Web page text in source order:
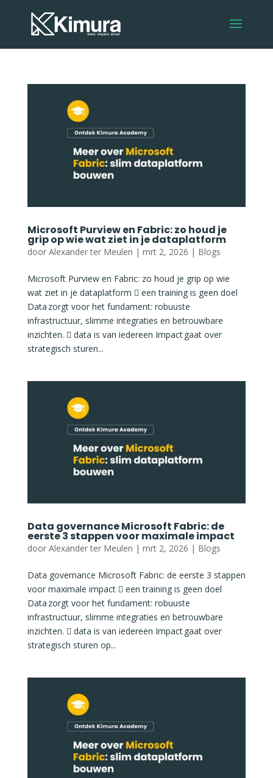
Microsoft Purview en Fabric: zo houd je
grip op wie wat ziet in je dataplatform
door Alexander ter Meulen | mrt 2, 2026 | Blogs
Microsoft Purview en Fabric: zo houd je grip op wie
wat ziet in je dataplatform  een training is geen doel
Data zorgt voor het fundament: robuuste
infrastructuur, slimme integraties en betrouwbare
inzichten.  data is van iedereen Impact gaat over
strategisch sturen...
Data governance Microsoft Fabric: de
eerste 3 stappen voor maximale impact
door Alexander ter Meulen | mrt 2, 2026 | Blogs
Data governance Microsoft Fabric: de eerste 3 stappen
voor maximale impact  een training is geen doel
Data zorgt voor het fundament: robuuste
infrastructuur, slimme integraties en betrouwbare
inzichten.  data is van iedereen Impact gaat over
strategisch sturen op...